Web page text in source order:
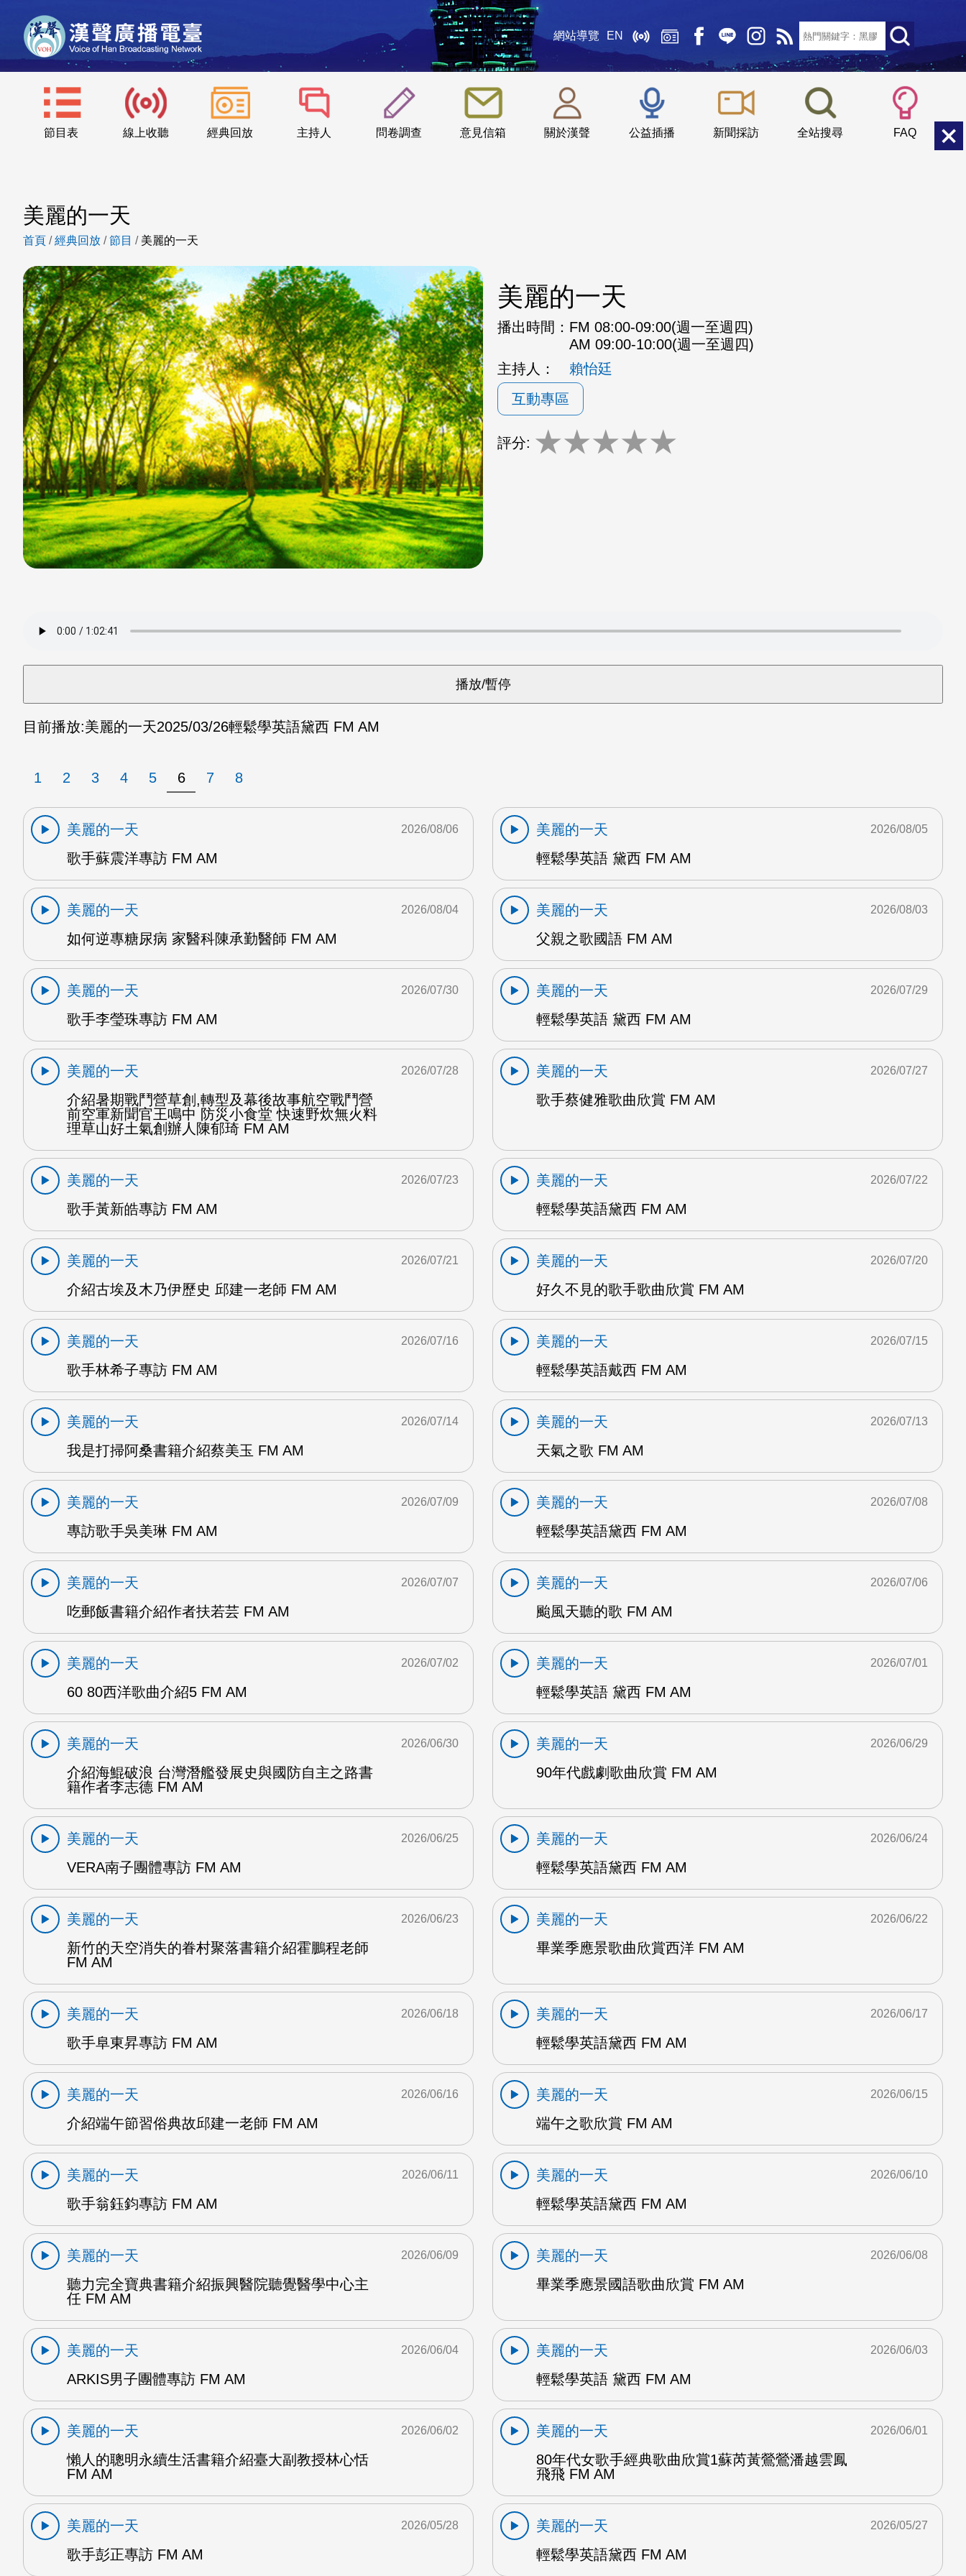
網站導覽 EN
節目表 線上收聽 經典回放 主持人 問卷調查 意見信箱 關於漢聲 公益插播 新聞採訪 全站搜尋 FAQ
::: 小 中
美麗的一天
首頁 /經典回放 /節目 / 美麗的一天
美麗的一天
播出時間： FM 08:00-09:00(週一至週四)
AM 09:00-10:00(週一至週四)
主持人：
賴怡廷
互動專區
評分: ★★★★★
目前播放:美麗的一天2025/03/26輕鬆學英語黛西 FM AM
1 2 3 4 5 6 7 8
美麗的一天
歌手蘇震洋專訪 FM AM
2026/08/06
美麗的一天
輕鬆學英語 黛西 FM AM
2026/08/05
美麗的一天
如何逆專糖尿病 家醫科陳承勤醫師 FM AM
2026/08/04
美麗的一天
父親之歌國語 FM AM
2026/08/03
美麗的一天
歌手李瑩珠專訪 FM AM
2026/07/30
美麗的一天
輕鬆學英語 黛西 FM AM
2026/07/29
美麗的一天
介紹暑期戰鬥營草創,轉型及幕後故事航空戰鬥營
前空軍新聞官王鳴中 防災小食堂 快速野炊無火料
理草山好土氣創辦人陳郁琦 FM AM
2026/07/28
美麗的一天
歌手蔡健雅歌曲欣賞 FM AM
2026/07/27
美麗的一天
歌手黃新皓專訪 FM AM
2026/07/23
美麗的一天
輕鬆學英語黛西 FM AM
2026/07/22
美麗的一天
介紹古埃及木乃伊歷史 邱建一老師 FM AM
2026/07/21
美麗的一天
好久不見的歌手歌曲欣賞 FM AM
2026/07/20
美麗的一天
歌手林希子專訪 FM AM
2026/07/16
美麗的一天
輕鬆學英語戴西 FM AM
2026/07/15
美麗的一天
我是打掃阿桑書籍介紹蔡美玉 FM AM
2026/07/14
美麗的一天
天氣之歌 FM AM
2026/07/13
美麗的一天
專訪歌手吳美琳 FM AM
2026/07/09
美麗的一天
輕鬆學英語黛西 FM AM
2026/07/08
美麗的一天
吃郵飯書籍介紹作者扶若芸 FM AM
2026/07/07
美麗的一天
颱風天聽的歌 FM AM
2026/07/06
美麗的一天
60 80西洋歌曲介紹5 FM AM
2026/07/02
美麗的一天
輕鬆學英語 黛西 FM AM
2026/07/01
美麗的一天
介紹海鯤破浪 台灣潛艦發展史與國防自主之路書
籍作者李志德 FM AM
2026/06/30
美麗的一天
90年代戲劇歌曲欣賞 FM AM
2026/06/29
美麗的一天
VERA南子團體專訪 FM AM
2026/06/25
美麗的一天
輕鬆學英語黛西 FM AM
2026/06/24
美麗的一天
新竹的天空消失的眷村聚落書籍介紹霍鵬程老師
FM AM
2026/06/23
美麗的一天
畢業季應景歌曲欣賞西洋 FM AM
2026/06/22
美麗的一天
歌手阜東昇專訪 FM AM
2026/06/18
美麗的一天
輕鬆學英語黛西 FM AM
2026/06/17
美麗的一天
介紹端午節習俗典故邱建一老師 FM AM
2026/06/16
美麗的一天
端午之歌欣賞 FM AM
2026/06/15
美麗的一天
歌手翁鈺鈞專訪 FM AM
2026/06/11
美麗的一天
輕鬆學英語黛西 FM AM
2026/06/10
美麗的一天
聽力完全寶典書籍介紹振興醫院聽覺醫學中心主
任 FM AM
2026/06/09
美麗的一天
畢業季應景國語歌曲欣賞 FM AM
2026/06/08
美麗的一天
ARKIS男子團體專訪 FM AM
2026/06/04
美麗的一天
輕鬆學英語 黛西 FM AM
2026/06/03
美麗的一天
懶人的聰明永續生活書籍介紹臺大副教授林心恬
FM AM
2026/06/02
美麗的一天
80年代女歌手經典歌曲欣賞1蘇芮黃鶯鶯潘越雲鳳
飛飛 FM AM
2026/06/01
美麗的一天
歌手彭正專訪 FM AM
2026/05/28
美麗的一天
輕鬆學英語黛西 FM AM
2026/05/27